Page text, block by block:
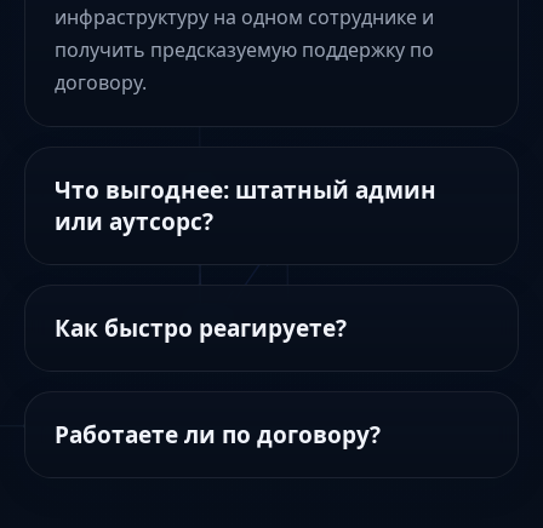
инфраструктуру на одном сотруднике и
получить предсказуемую поддержку по
договору.
Что выгоднее: штатный админ
или аутсорс?
Как быстро реагируете?
Работаете ли по договору?